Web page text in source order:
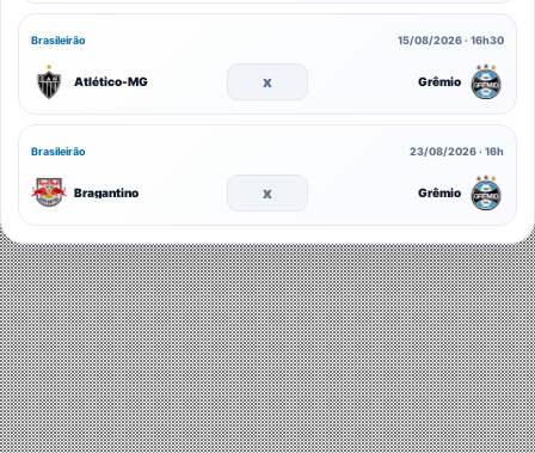
Brasileirão 15/08/2026 · 16h30
Atlético-MG x Grêmio
Brasileirão 23/08/2026 · 16h
Bragantino x Grêmio